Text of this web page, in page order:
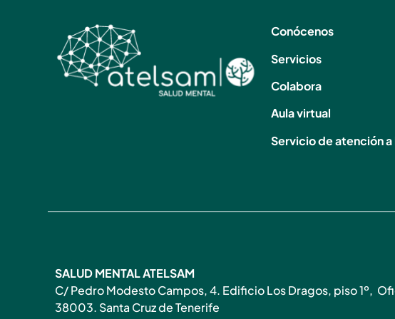
Conócenos
Servicios
Colabora
Aula virtual
Servicio de atención
SALUD MENTAL ATELSAM
C/ Pedro Modesto Campos, 4. Edificio Los Dragos, piso 1º,
38003. Santa Cruz de Tenerife